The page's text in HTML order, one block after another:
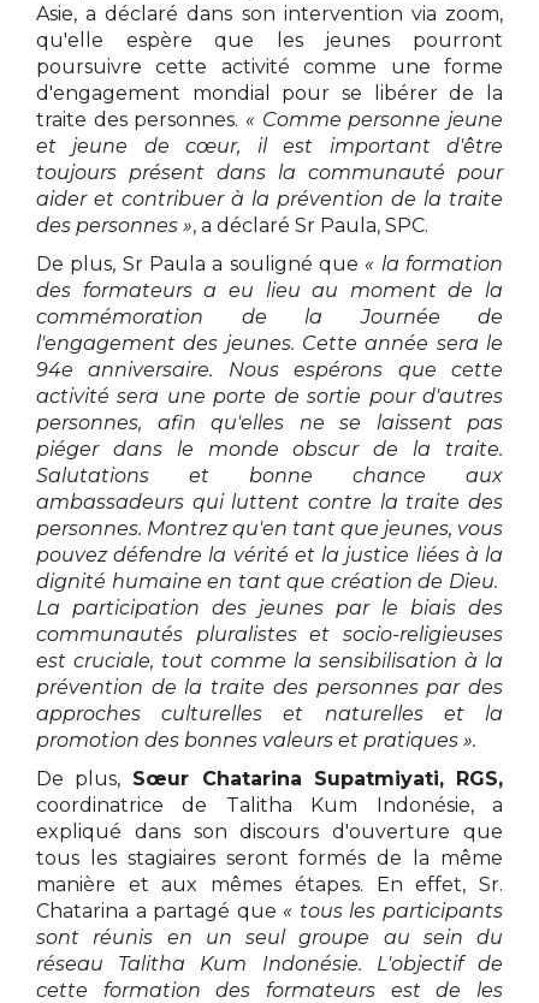
Asie, a déclaré dans son intervention via zoom,
qu'elle espère que les jeunes pourront
poursuivre cette activité comme une forme
d'engagement mondial pour se libérer de la
traite des personnes. « Comme personne jeune
et jeune de cœur, il est important d'être
toujours présent dans la communauté pour
aider et contribuer à la prévention de la traite
des personnes », a déclaré Sr Paula, SPC.
De plus, Sr Paula a souligné que « la formation
des formateurs a eu lieu au moment de la
commémoration de la Journée de
l'engagement des jeunes. Cette année sera le
94e anniversaire. Nous espérons que cette
activité sera une porte de sortie pour d'autres
personnes, afin qu'elles ne se laissent pas
piéger dans le monde obscur de la traite.
Salutations et bonne chance aux
ambassadeurs qui luttent contre la traite des
personnes. Montrez qu'en tant que jeunes, vous
pouvez défendre la vérité et la justice liées à la
dignité humaine en tant que création de Dieu.
La participation des jeunes par le biais des
communautés pluralistes et socio-religieuses
est cruciale, tout comme la sensibilisation à la
prévention de la traite des personnes par des
approches culturelles et naturelles et la
promotion des bonnes valeurs et pratiques ».
De plus, Sœur Chatarina Supatmiyati, RGS,
coordinatrice de Talitha Kum Indonésie, a
expliqué dans son discours d'ouverture que
tous les stagiaires seront formés de la même
manière et aux mêmes étapes. En effet, Sr.
Chatarina a partagé que « tous les participants
sont réunis en un seul groupe au sein du
réseau Talitha Kum Indonésie. L'objectif de
cette formation des formateurs est de les